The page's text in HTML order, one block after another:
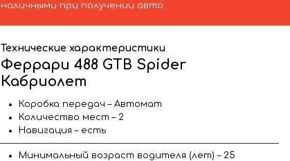
наличными при получении авто.
Технические характеристики
Феррари 488 GTB Spider
Кабриолет
Коробка передач – Автомат
Количество мест – 2
Навигация – есть
Минимальный возраст водителя (лет) – 25